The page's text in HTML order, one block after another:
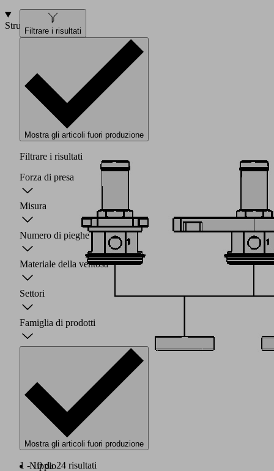
Struttura
Nipplo
Filtrare i risultati
Mostra gli articoli fuori produzione
Filtrare i risultati
Forza di presa
Misura
Numero di pieghe
Materiale della ventosa
Settori
Famiglia di prodotti
Mostra gli articoli fuori produzione
1 - 10 da 24 risultati